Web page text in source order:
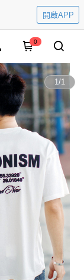
開啟APP
0
1/1